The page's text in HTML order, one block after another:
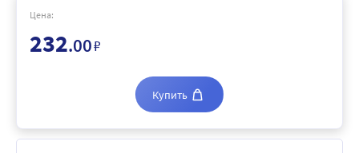
Цена:
232.00₽
Купить